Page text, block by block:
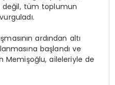
değil, tüm toplumun
ardından altı
başlandı ve
Memişoğlu, aileleriyle de